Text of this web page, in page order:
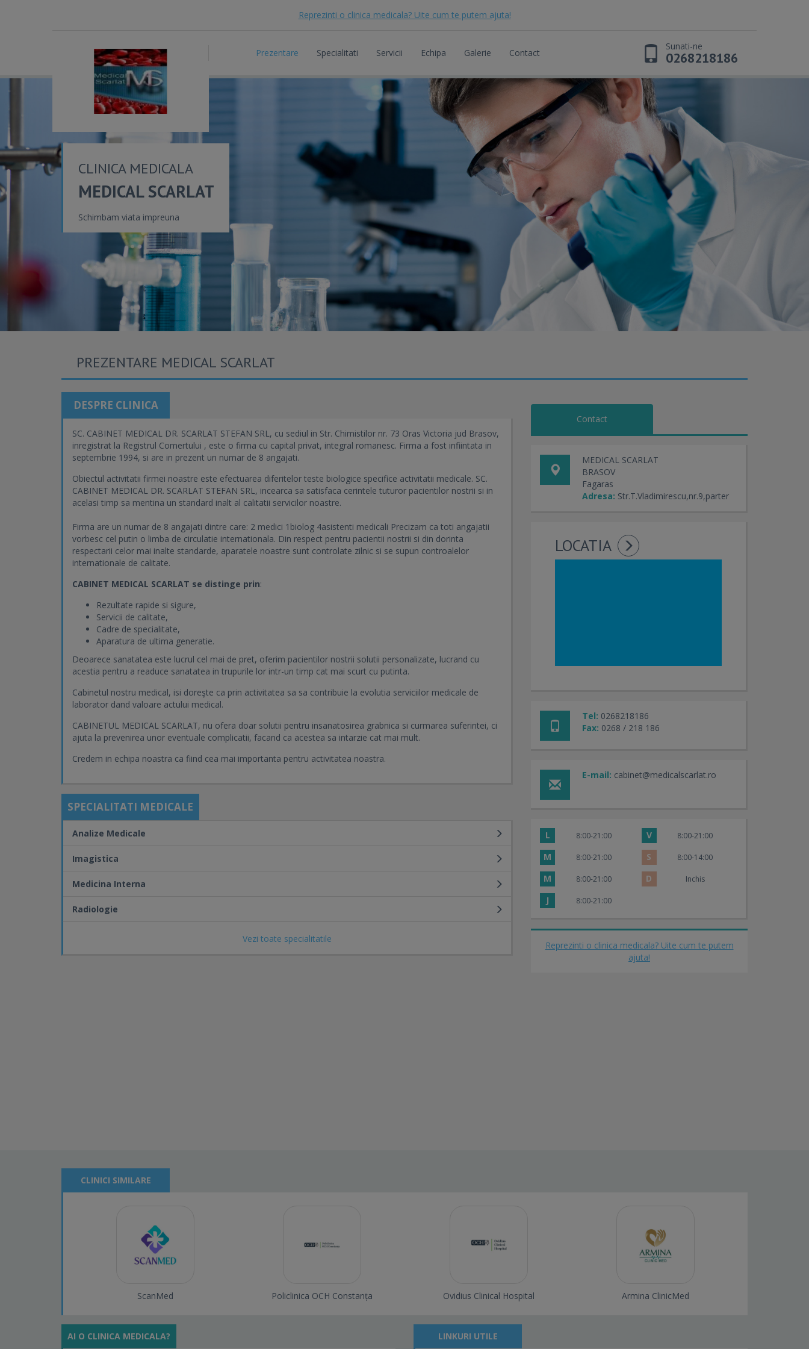
Reprezinti o clinica medicala? Uite cum te putem ajuta!
Prezentare Specialitati Servicii Echipa Galerie Contact
Sunati-ne
0268218186
CLINICA MEDICALA
MEDICAL SCARLAT
Schimbam viata impreuna
PREZENTARE MEDICAL SCARLAT
DESPRE CLINICA
SC. CABINET MEDICAL DR. SCARLAT STEFAN SRL, cu sediul in Str. Chimistilor nr. 73 Oras Victoria jud Brasov,
inregistrat la Registrul Comertului , este o firma cu capital privat, integral romanesc. Firma a fost infiintata in
septembrie 1994, si are in prezent un numar de 8 angajati.
Obiectul activitatii firmei noastre este efectuarea diferitelor teste biologice specifice activitatii medicale. SC.
CABINET MEDICAL DR. SCARLAT STEFAN SRL, incearca sa satisfaca cerintele tuturor pacientilor nostrii si in
acelasi timp sa mentina un standard inalt al calitatii servicilor noastre.
Firma are un numar de 8 angajati dintre care: 2 medici 1biolog 4asistenti medicali Precizam ca toti angajatii
vorbesc cel putin o limba de circulatie internationala. Din respect pentru pacientii nostrii si din dorinta
respectarii celor mai inalte standarde, aparatele noastre sunt controlate zilnic si se supun controalelor
internationale de calitate.
CABINET MEDICAL SCARLAT se distinge prin:
Rezultate rapide si sigure,
Servicii de calitate,
Cadre de specialitate,
Aparatura de ultima generatie.
Deoarece sanatatea este lucrul cel mai de pret, oferim pacientilor nostrii solutii personalizate, lucrand cu
acestia pentru a readuce sanatatea in trupurile lor intr-un timp cat mai scurt cu putinta.
Cabinetul nostru medical, isi doreşte ca prin activitatea sa sa contribuie la evolutia serviciilor medicale de
laborator dand valoare actului medical.
CABINETUL MEDICAL SCARLAT, nu ofera doar solutii pentru insanatosirea grabnica si curmarea suferintei, ci
ajuta la prevenirea unor eventuale complicatii, facand ca acestea sa intarzie cat mai mult.
Credem in echipa noastra ca fiind cea mai importanta pentru activitatea noastra.
SPECIALITATI MEDICALE
Vezi toate specialitatile
Analize Medicale
Imagistica
Medicina Interna
Radiologie
Contact
MEDICAL SCARLAT
BRASOV
Fagaras
Adresa: Str.T.Vladimirescu,nr.9,parter
LOCATIA
Tel: 0268218186
Fax: 0268 / 218 186
E-mail: cabinet@medicalscarlat.ro
L 8:00-21:00 V 8:00-21:00
M 8:00-21:00 S 8:00-14:00
M 8:00-21:00 D Inchis
J 8:00-21:00
Reprezinti o clinica medicala? Uite cum te putem
ajuta!
CLINICI SIMILARE
ScanMed Policlinica OCH Constanța Ovidius Clinical Hospital Armina ClinicMed
AI O CLINICA MEDICALA? LINKURI UTILE